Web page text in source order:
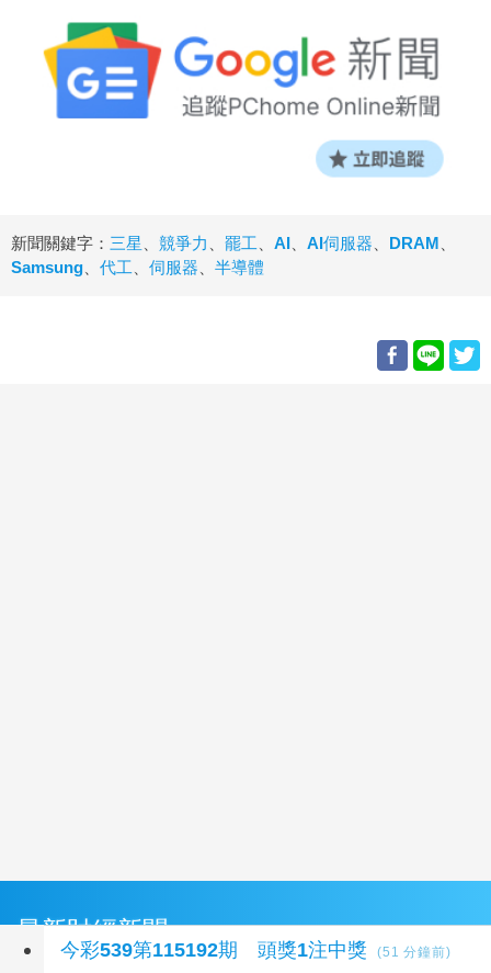
新聞關鍵字： 三星 競爭力 罷工 AI AI伺服器 DRAM
Samsung
代工 伺服器 半導體
最新財經新聞
今彩539第115192期 頭獎1注中獎 (51 分鐘前)